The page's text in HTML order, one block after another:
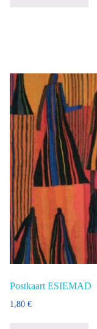
Postkaart ESIEMAD
1,80 €